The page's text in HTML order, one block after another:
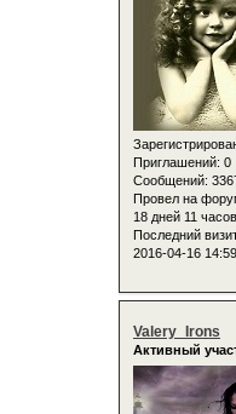
Приглашений: 0
Сообщений:
Провел на
18 дней 11 часов
Последний
2016-04-16
Valery_Irons
Активный